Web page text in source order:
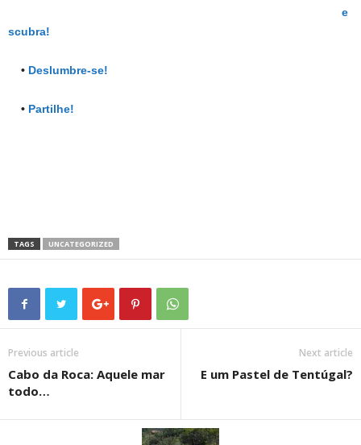
e
scubra!
• Deslumbre-se!
• Partilhe!
TAGS UNCATEGORIZED
Previous article
Cabo da Roca: Aquele mar
todo…
Next article
E um Pastel de Tentúgal?